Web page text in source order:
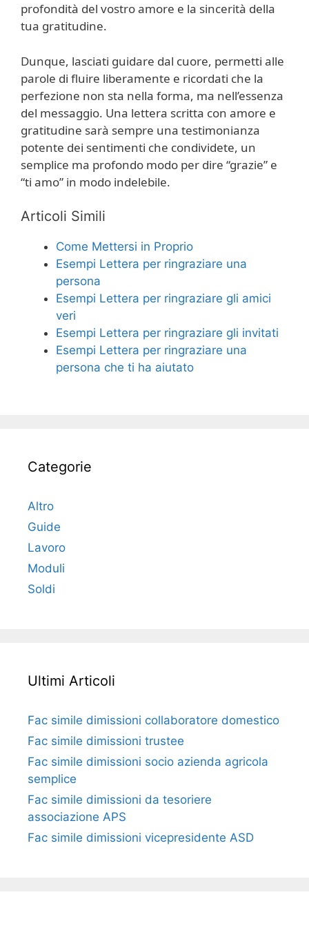
profondità del vostro amore e la sincerità della
tua gratitudine.
Dunque, lasciati guidare dal cuore, permetti alle
parole di fluire liberamente e ricordati che la
perfezione non sta nella forma, ma nell’essenza
del messaggio. Una lettera scritta con amore e
gratitudine sarà sempre una testimonianza
potente dei sentimenti che condividete, un
semplice ma profondo modo per dire “grazie” e
“ti amo” in modo indelebile.
Articoli Simili
Come Mettersi in Proprio
Esempi Lettera per ringraziare una
persona
Esempi Lettera per ringraziare gli amici
veri
Esempi Lettera per ringraziare gli invitati
Esempi Lettera per ringraziare una
persona che ti ha aiutato
Categorie
Altro
Guide
Lavoro
Moduli
Soldi
Ultimi Articoli
Fac simile dimissioni collaboratore domestico​​​
Fac simile dimissioni trustee​​​
Fac simile ​dimissioni socio azienda agricola
semplice​​​
Fac simile dimissioni da tesoriere
associazione APS​​
Fac simile dimissioni vicepresidente ASD​​